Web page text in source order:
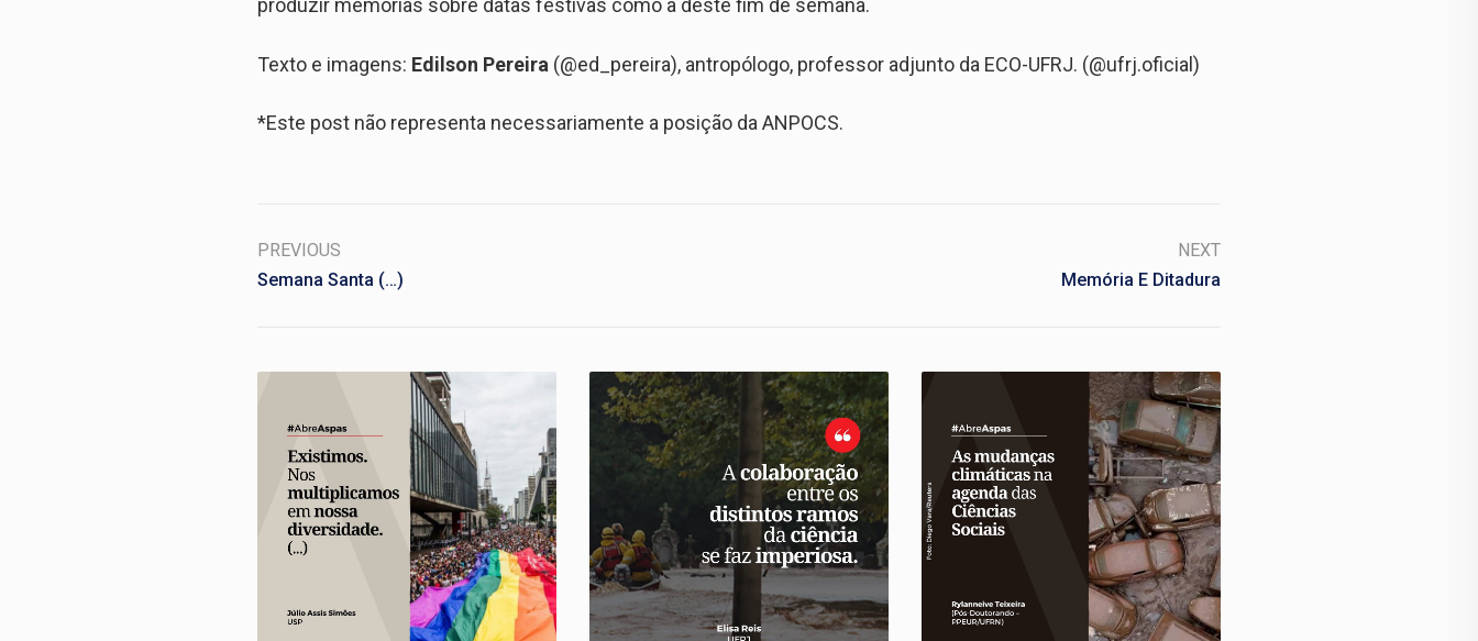
produzir memórias sobre datas festivas como a deste fim de semana.
Texto e imagens: Edilson Pereira (@ed_pereira), antropólogo, professor adjunto da ECO-UFRJ. (@ufrj.oficial)
*Este post não representa necessariamente a posição da ANPOCS.
PREVIOUS
Semana Santa (…)
NEXT
Memória E Ditadura